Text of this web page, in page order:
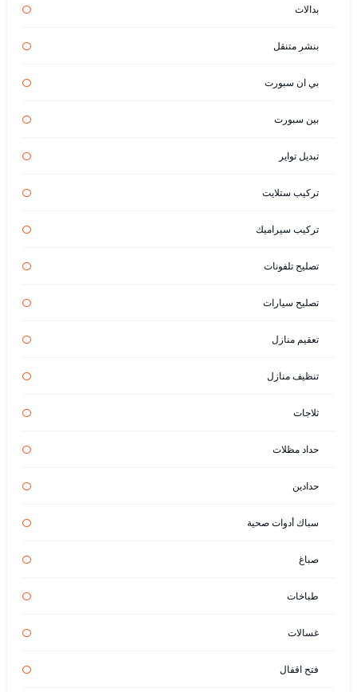
بدالات
بنشر متنقل
بي ان سبورت
بين سبورت
تبديل تواير
تركيب ستلايت
تركيب سيراميك
تصليح تلفونات
تصليح سيارات
تعقيم منازل
تنظيف منازل
ثلاجات
حداد مظلات
حدادين
سباك أدوات صحية
صباغ
طباخات
غسالات
فتح اقفال